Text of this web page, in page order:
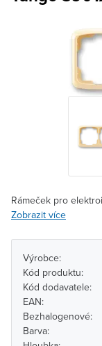
Rámeček pro
Zobrazit více
Výrobce:
Kód produktu:
Kód dodavatele:
EAN:
Bezhalogenové:
Barva: